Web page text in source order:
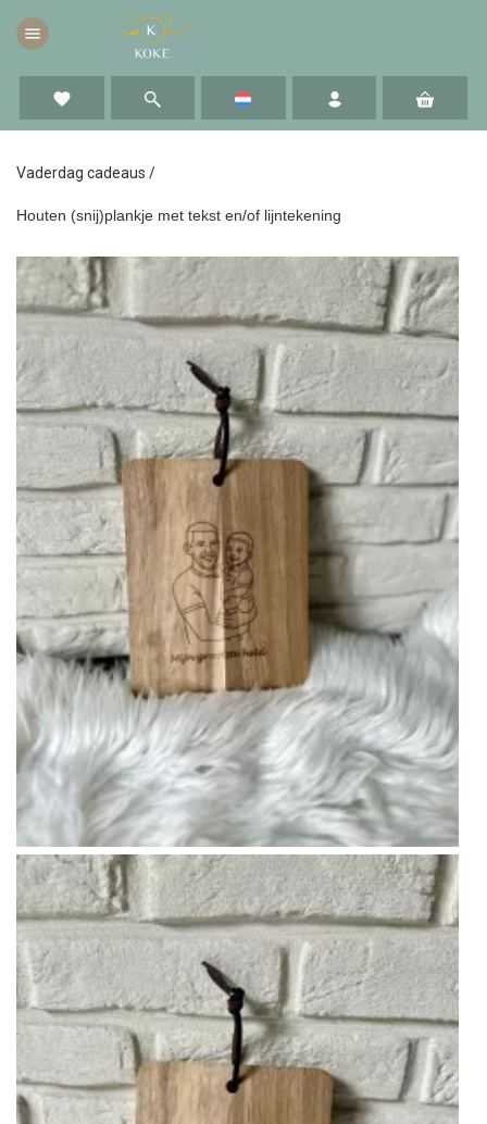
menu
favorite
Vaderdag cadeaus /
Houten (snij)plankje met tekst en/of lijntekening